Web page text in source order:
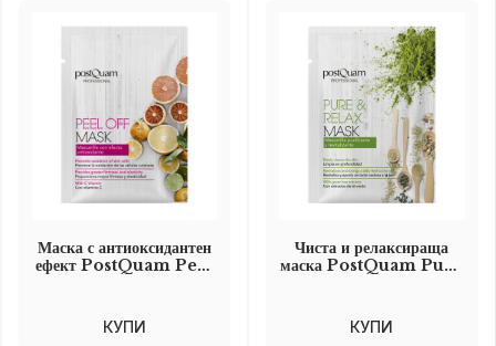
Маска с антиоксидантен
ефект PostQuam Peel
КУПИ
Чиста и релаксираща
маска PostQuam Pure
КУПИ